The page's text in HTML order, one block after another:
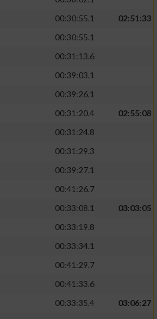
00:30:55.1
02:51:33
00:30:55.1
00:31:13.6
00:39:03.1
00:39:26.1
00:31:20.4
02:55:08
00:31:24.8
00:31:29.3
00:39:27.1
00:41:26.7
00:33:08.1
03:03:05
00:33:19.8
00:33:34.1
00:41:29.7
00:41:33.6
00:33:35.4
03:06:27